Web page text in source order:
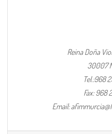
Reina Doña
30007
Tel.:968
Fax: 968
Email: